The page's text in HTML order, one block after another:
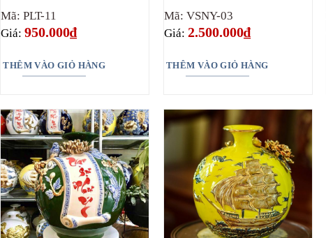
Mã: PLT-11
Giá:950.000₫
THÊM VÀO GIỎ HÀNG
Mã: VSNY-03
Giá: 2.500.000₫
THÊM VÀO GIỎ HÀNG